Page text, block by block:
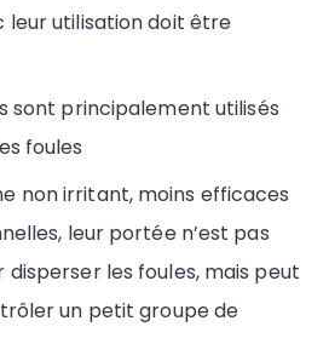
leur utilisation doit être
sont principalement utilisés
foules
non irritant, moins efficaces
leur portée n’est pas
les foules, mais peut
un petit groupe de